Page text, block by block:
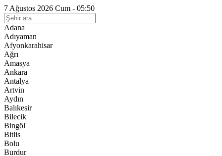
7 Ağustos 2026 Cum - 05:50
Adana
Adıyaman
Afyonkarahisar
Ağrı
Amasya
Ankara
Antalya
Artvin
Aydın
Balıkesir
Bilecik
Bingöl
Bitlis
Bolu
Burdur